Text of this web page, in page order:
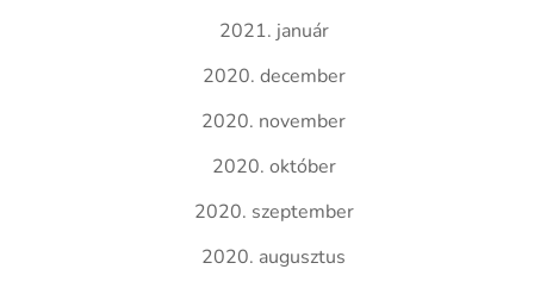
2021. január
2020. december
2020. november
2020. október
2020. szeptember
2020. augusztus